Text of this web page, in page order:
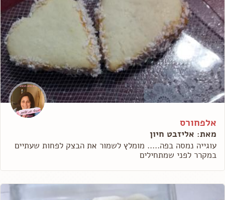
אלפחורס
מאת: אליזבט חיון
עוגייה נמסה בפה..... מומלץ לשמור את הבצק לפחות שעתיים
במקרר לפני שמתחילים